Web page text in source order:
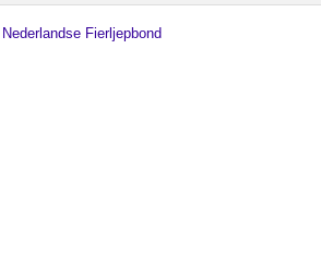
Nederlandse Fierljepbond